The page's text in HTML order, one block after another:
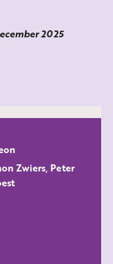
2025
Zwiers, Peter